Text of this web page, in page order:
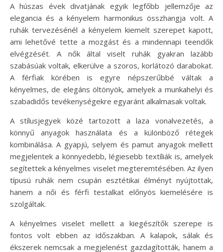
A húszas évek divatjának egyik legfőbb jellemzője az
elegancia és a kényelem harmonikus összhangja volt. A
ruhák tervezésénél a kényelem kiemelt szerepet kapott,
ami lehetővé tette a mozgást és a mindennapi teendők
elvégzését. A nők által viselt ruhák gyakran lazább
szabásúak voltak, elkerülve a szoros, korlátozó darabokat.
A férfiak körében is egyre népszerűbbé váltak a
kényelmes, de elegáns öltönyök, amelyek a munkahelyi és
szabadidős tevékenységekre egyaránt alkalmasak voltak.
A stílusjegyek közé tartozott a laza vonalvezetés, a
könnyű anyagok használata és a különböző rétegek
kombinálása. A gyapjú, selyem és pamut anyagok mellett
megjelentek a könnyedebb, légiesebb textíliák is, amelyek
segítettek a kényelmes viselet megteremtésében. Az ilyen
típusú ruhák nem csupán esztétikai élményt nyújtottak,
hanem a női és férfi testalkat előnyös kiemelésére is
szolgáltak.
A kényelmes viselet mellett a kiegészítők szerepe is
fontos volt ebben az időszakban. A kalapok, sálak és
ékszerek nemcsak a megjelenést gazdagították, hanem a